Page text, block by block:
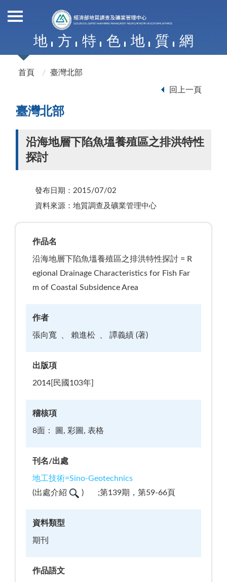
地 方 特 色 地 質 網
首頁 臺灣北部
回上一頁
臺灣北部
沿海地層下陷魚塭養殖區之排洪特性
探討
發布日期：2015/07/02
資料來源：地質調查及礦業管理中心
作品名
沿海地層下陷魚塭養殖區之排洪特性探討 = R
egional Drainage Characteristics for Fish Far
m of Coastal Subsidence Area
作者
張向寬 賴進松 譚義績 (著)
出版項
2014[民國103年]
稽核項
8面： 圖, 彩圖, 表格
刊名/出處
地工技術=Sino-Geotechnics
(出處介紹 ) ;第139期，第59-66頁
資料類型
期刊
作品語文